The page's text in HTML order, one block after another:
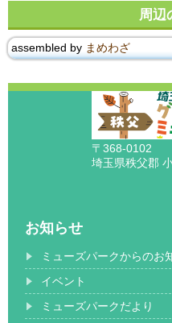
周辺
assembled by まめわざ
〒368-0102
埼玉県秩父郡
お知らせ
ミューズパークからのお
イベント
ミューズパークだより